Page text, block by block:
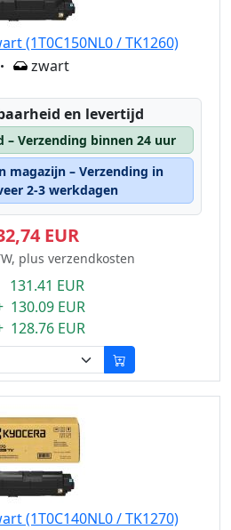
(1T0C150NL0 / TK1260)
Eigenschaft:
zwart
en levertijd
– Verzending binnen 24 uur
magazijn – Verzending in
2-3 werkdagen
EUR
plus verzendkosten
EUR
130.09 EUR
128.76 EUR
(1T0C140NL0 / TK1270)